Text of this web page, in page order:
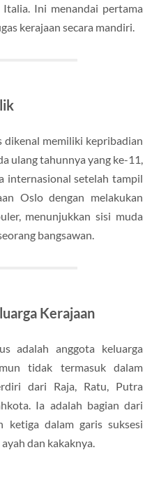
Ini menandai pertama
kerajaan secara mandiri.
dikenal memiliki kepribadian
ulang tahunnya yang ke-11,
internasional setelah tampil
Oslo dengan melakukan
menunjukkan sisi muda
bangsawan.
Kerajaan
adalah anggota keluarga
tidak termasuk dalam
dari Raja, Ratu, Putra
Ia adalah bagian dari
ketiga dalam garis suksesi
dan kakaknya.